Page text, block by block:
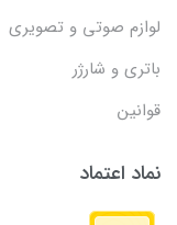
لوازم صوتی و تصویری
باتری و شارژر
قوانین
نماد اعتماد